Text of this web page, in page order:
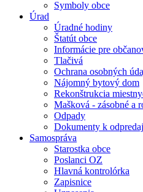
Symboly obce
Úrad
Úradné hodiny
Štatút obce
Informácie pre
Tlačivá
Ochrana osobných
Nájomný bytový dom
Rekonštrukcia
Mašková - zásobné a
Odpady
Dokumenty k
Samospráva
Starostka obce
Poslanci OZ
Hlavná kontrolórka
Zapisnice